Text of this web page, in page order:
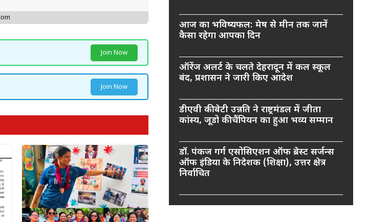
Join Now
Join Now
आज का भविष्यफल: मेष से मीन तक जानें
कैसा रहेगा आपका दिन
ऑरेंज अलर्ट के चलते देहरादून में कल स्कूल
बंद, प्रशासन ने जारी किए आदेश
डीएवी की बेटी उन्नति ने राष्ट्रमंडल में जीता
कांस्य, जूडो की चैंपियन का हुआ भव्य सम्मान
डॉ. पंकज गर्ग एसोसिएशन ऑफ ब्रेस्ट सर्जन्स
ऑफ इंडिया के निदेशक (शिक्षा), उत्तर क्षेत्र
निर्वाचित